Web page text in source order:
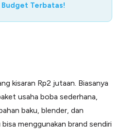
Terbatas!
kisaran Rp2 jutaan. Biasanya
usaha boba sederhana,
baku, blender, dan
menggunakan brand sendiri